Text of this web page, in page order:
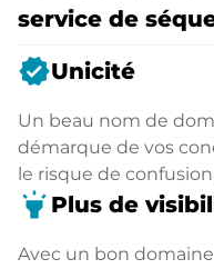
service de
verifiedUnicité
Un beau nom de
démarque de vos
le risque de
highlight Plus de
Avec un bon